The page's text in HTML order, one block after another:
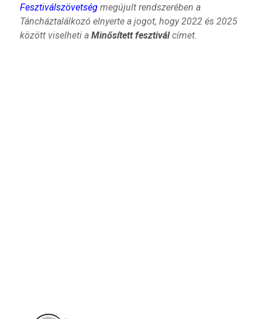
Fesztiválszövetségmegújult rendszerében a
Táncháztalálkozó elnyerte a jogot, hogy 2022 és 2025
között viselheti a Minősített fesztiválcímet.